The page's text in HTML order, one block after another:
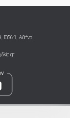
10564, Αθήνα